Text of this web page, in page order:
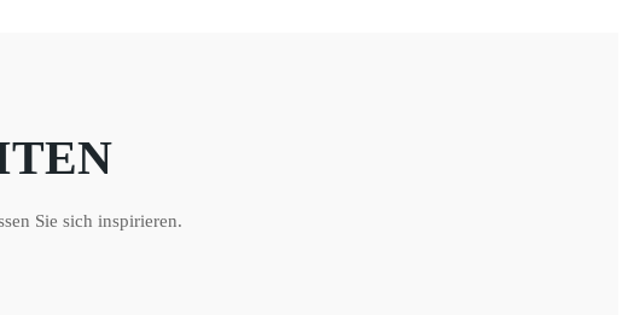
Sie sich inspirieren.